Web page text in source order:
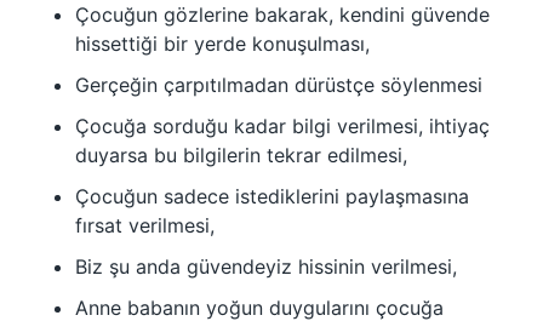
Çocuğun gözlerine bakarak, kendini güvende
hissettiği bir yerde konuşulması,
Gerçeğin çarpıtılmadan dürüstçe söylenmesi
Çocuğa sorduğu kadar bilgi verilmesi, ihtiyaç
duyarsa bu bilgilerin tekrar edilmesi,
Çocuğun sadece istediklerini paylaşmasına
fırsat verilmesi,
Biz şu anda güvendeyiz hissinin verilmesi,
Anne babanın yoğun duygularını çocuğa